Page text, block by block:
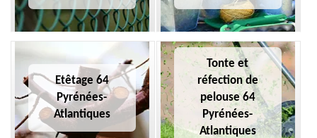
Etêtage 64
Pyrénées-
Atlantiques
Tonte et
réfection de
pelouse 64
Pyrénées-
Atlantiques